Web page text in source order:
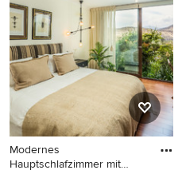
dunklem Holzboden,
braunem Boden,
Tapetendecke und
Tapetenwänden in Sonstige
Modernes
Hauptschlafzimmer mit